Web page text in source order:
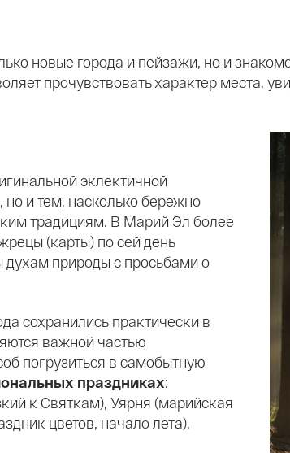
новые города и пейзажи, но и
прочувствовать характер места,
эклектичной
и тем, насколько бережно
традициям. В Марий Эл более
(карты) по сей день
духам природы с просьбами о
сохранились практически в
важной частью
погрузиться в самобытную
праздниках:
к Святкам), Уярня (марийская
цветов, начало лета),